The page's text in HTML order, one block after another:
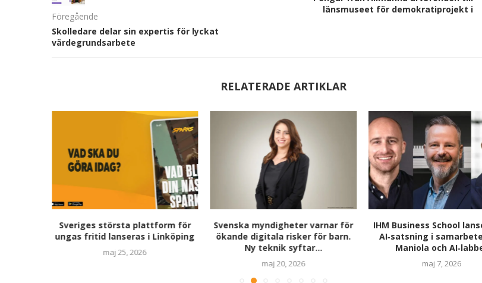
Föregående
Skolledare delar sin expertis för lyckat
värdegrundsarbete
länsmuseet för demokratiprojekt i
RELATERADE ARTIKLAR
Sveriges största plattform för
ungas fritid lanseras i Linköping
maj 25, 2026
Svenska myndigheter varnar för
ökande digitala risker för barn.
Ny teknik syftar...
maj 20, 2026
IHM Business School
AI‑satsning i
Maniola och
maj 7, 2026